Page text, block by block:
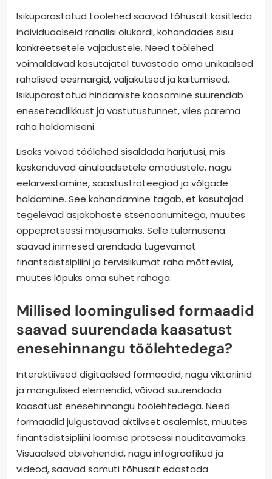
Isikupärastatud töölehed saavad tõhusalt käsitleda
individuaalseid rahalisi olukordi, kohandades sisu
konkreetsetele vajadustele. Need töölehed
võimaldavad kasutajatel tuvastada oma unikaalsed
rahalised eesmärgid, väljakutsed ja käitumised.
Isikupärastatud hindamiste kaasamine suurendab
eneseteadlikkust ja vastutustunnet, viies parema
raha haldamiseni.
Lisaks võivad töölehed sisaldada harjutusi, mis
keskenduvad ainulaadsetele omadustele, nagu
eelarvestamine, säästustrateegiad ja võlgade
haldamine. See kohandamine tagab, et kasutajad
tegelevad asjakohaste stsenaariumitega, muutes
õppeprotsessi mõjusamaks. Selle tulemusena
saavad inimesed arendada tugevamat
finantsdistsipliini ja tervislikumat raha mõtteviisi,
muutes lõpuks oma suhet rahaga.
Millised loomingulised formaadid
saavad suurendada kaasatust
enesehinnangu töölehtedega?
Interaktiivsed digitaalsed formaadid, nagu viktoriinid
ja mängulised elemendid, võivad suurendada
kaasatust enesehinnangu töölehtedega. Need
formaadid julgustavad aktiivset osalemist, muutes
finantsdistsipliini loomise protsessi nauditavamaks.
Visuaalsed abivahendid, nagu infograafikud ja
videod, saavad samuti tõhusalt edastada